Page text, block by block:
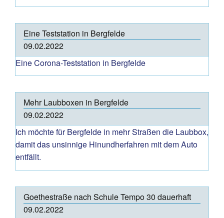
Eine Teststation in Bergfelde
09.02.2022
Eine Corona-Teststation in Bergfelde
Mehr Laubboxen in Bergfelde
09.02.2022
Ich möchte für Bergfelde in mehr Straßen die Laubbox,
damit das unsinnige Hinundherfahren mit dem Auto
entfällt.
Goethestraße nach Schule Tempo 30 dauerhaft
09.02.2022